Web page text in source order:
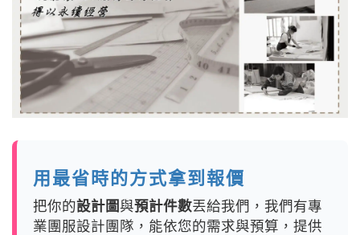
用最省時的方式拿到報價
把你的設計圖與預計件數丟給我們，我們有專
業團服設計團隊，能依您的需求與預算，提供